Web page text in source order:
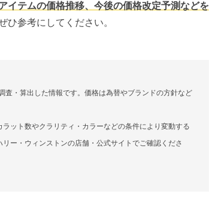
イテムの価格推移、今後の価格改定予測などを
ひ参考にしてください。
・算出した情報です。価格は為替やブランドの方針など
ット数やクラリティ・カラーなどの条件により変動する
ー・ウィンストンの店舗・公式サイトでご確認くださ